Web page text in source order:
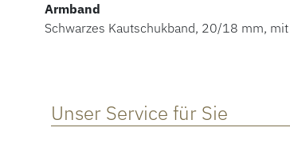
Armband
Schwarzes Kautschukband, 20/18 mm,
Unser Service für Sie